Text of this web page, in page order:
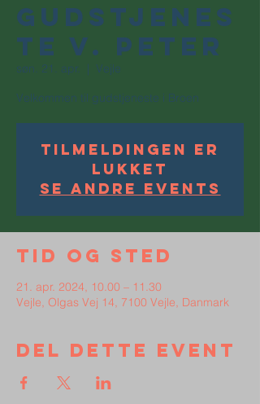
Gudstjenes
te v. Peter
søn. 21. apr.
  |
Vejle
Velkommen til gudstjeneste i Broen
Tilmeldingen er
lukket
Se andre events
Tid og sted
21. apr. 2024, 10.00 – 11.30
Vejle, Olgas Vej 14, 7100 Vejle, Danmark
Del dette event